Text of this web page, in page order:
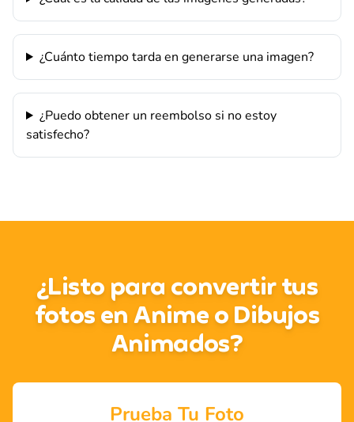
¿Cuánto tiempo tarda en generarse una imagen?
¿Puedo obtener un reembolso si no estoy
satisfecho?
¿Listo para convertir tus
fotos en Anime o Dibujos
Animados?
Prueba Tu Foto